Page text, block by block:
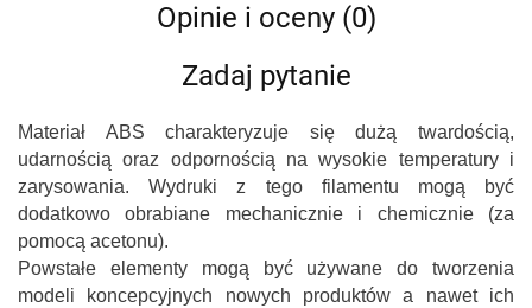
Opinie i oceny (0)
Zadaj pytanie
Materiał ABS charakteryzuje się dużą twardością,
udarnością oraz odpornością na wysokie temperatury i
zarysowania. Wydruki z tego filamentu mogą być
dodatkowo obrabiane mechanicznie i chemicznie (za
pomocą acetonu).
Powstałe elementy mogą być używane do tworzenia
modeli koncepcyjnych nowych produktów a nawet ich